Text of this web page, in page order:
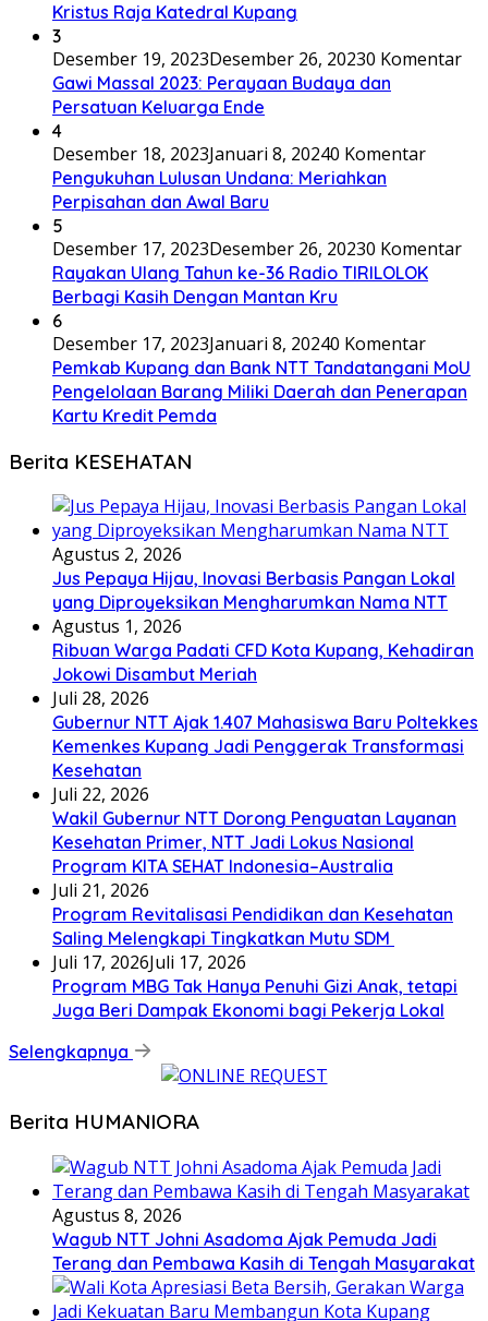
Kristus Raja Katedral Kupang
3
Desember 19, 2023Desember 26, 20230 Komentar
Gawi Massal 2023: Perayaan Budaya dan
Persatuan Keluarga Ende
4
Desember 18, 2023Januari 8, 20240 Komentar
Pengukuhan Lulusan Undana: Meriahkan
Perpisahan dan Awal Baru
5
Desember 17, 2023Desember 26, 20230 Komentar
Rayakan Ulang Tahun ke-36 Radio TIRILOLOK
Berbagi Kasih Dengan Mantan Kru
6
Desember 17, 2023Januari 8, 20240 Komentar
Pemkab Kupang dan Bank NTT Tandatangani MoU
Pengelolaan Barang Miliki Daerah dan Penerapan
Kartu Kredit Pemda
Berita KESEHATAN
Agustus 2, 2026
Jus Pepaya Hijau, Inovasi Berbasis Pangan Lokal
yang Diproyeksikan Mengharumkan Nama NTT
Agustus 1, 2026
Ribuan Warga Padati CFD Kota Kupang, Kehadiran
Jokowi Disambut Meriah
Juli 28, 2026
Gubernur NTT Ajak 1.407 Mahasiswa Baru Poltekkes
Kemenkes Kupang Jadi Penggerak Transformasi
Kesehatan
Juli 22, 2026
Wakil Gubernur NTT Dorong Penguatan Layanan
Kesehatan Primer, NTT Jadi Lokus Nasional
Program KITA SEHAT Indonesia–Australia
Juli 21, 2026
Program Revitalisasi Pendidikan dan Kesehatan
Saling Melengkapi Tingkatkan Mutu SDM
Juli 17, 2026Juli 17, 2026
Program MBG Tak Hanya Penuhi Gizi Anak, tetapi
Juga Beri Dampak Ekonomi bagi Pekerja Lokal
Selengkapnya
Berita HUMANIORA
Agustus 8, 2026
Wagub NTT Johni Asadoma Ajak Pemuda Jadi
Terang dan Pembawa Kasih di Tengah Masyarakat